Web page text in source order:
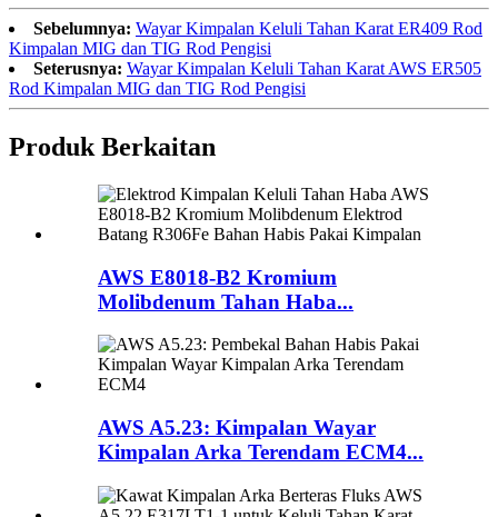
Sebelumnya: Wayar Kimpalan Keluli Tahan Karat ER409 Rod
Kimpalan MIG dan TIG Rod Pengisi
Seterusnya: Wayar Kimpalan Keluli Tahan Karat AWS ER505
Rod Kimpalan MIG dan TIG Rod Pengisi
Produk Berkaitan
AWS E8018-B2 Kromium
Molibdenum Tahan Haba...
AWS A5.23: Kimpalan Wayar
Kimpalan Arka Terendam ECM4...